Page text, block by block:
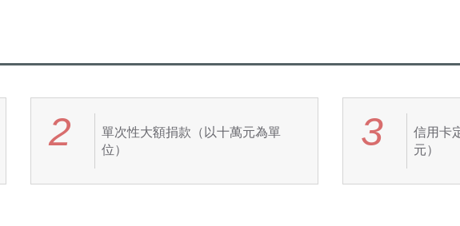
2
單次性大額捐款（以十萬元為單
位）
3
信用卡
元）